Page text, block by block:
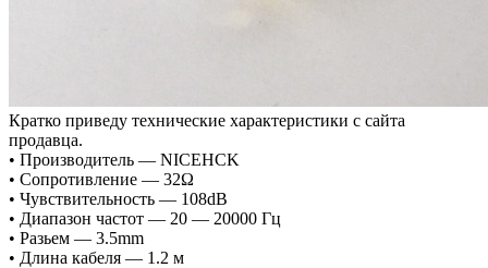
Кратко приведу технические характеристики с сайта
продавца.
• Производитель — NICEHCK
• Сопротивление — 32Ω
• Чувствительность — 108dB
• Диапазон частот — 20 — 20000 Гц
• Разьем — 3.5mm
• Длина кабеля — 1.2 м